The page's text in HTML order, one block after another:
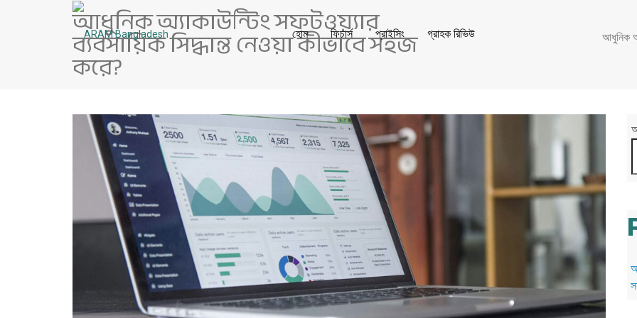
হোম ফিচার্স প্রাইসিং গ্রাহক রিভিউ
আধুনিক অ্যাকাউন্টিং সফটওয়্যার
ব্যবসায়িক সিদ্ধান্ত নেওয়া কীভাবে সহজ
করে?
আধুনিক